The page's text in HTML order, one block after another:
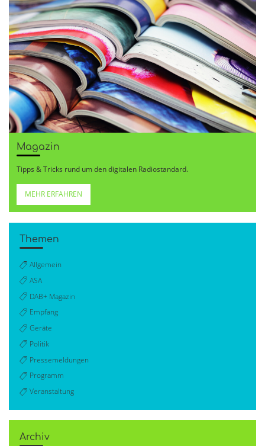
Magazin
Tipps & Tricks rund um den digitalen Radiostandard.
MEHR ERFAHREN
Themen
Allgemein
ASA
DAB+ Magazin
Empfang
Geräte
Politik
Pressemeldungen
Programm
Veranstaltung
Archiv